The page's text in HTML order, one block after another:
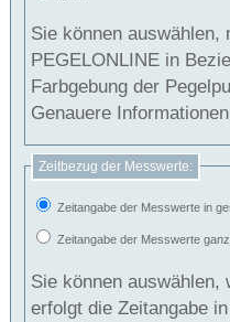
Sie können
PEGELONLINE in Beziehung
Farbgebung der
Genauere
Zeitbezug der Messwerte:
Zeitangabe der Messwerte in
Zeitangabe der Messwerte
Sie können auswählen,
erfolgt die Zeitangabe